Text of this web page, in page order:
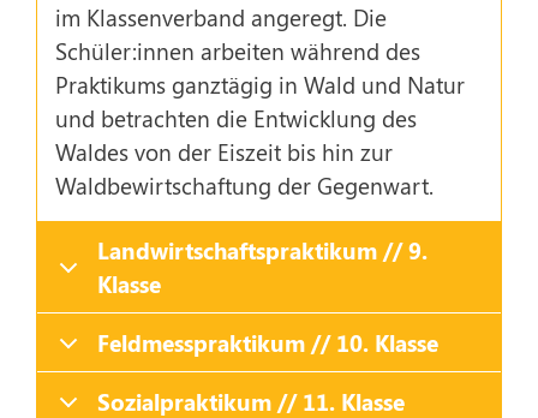
im Klassenverband angeregt. Die
Schüler:innen arbeiten während des
Praktikums ganztägig in Wald und Natur
und betrachten die Entwicklung des
Waldes von der Eiszeit bis hin zur
Waldbewirtschaftung der Gegenwart.
Landwirtschaftspraktikum // 9.
Klasse
Feldmesspraktikum // 10. Klasse
Sozialpraktikum // 11. Klasse